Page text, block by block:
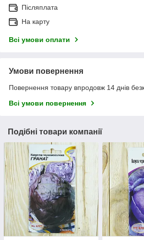
Післяплата
На карту
Всі умови оплати
Умови повернення
Повернення товару впродовж 14 днів
Всі умови повернення
Подібні товари компанії